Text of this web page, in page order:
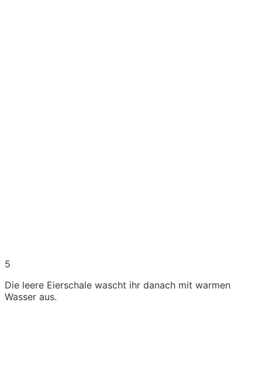
5
Die leere Eierschale wascht ihr danach mit warmen
Wasser aus.